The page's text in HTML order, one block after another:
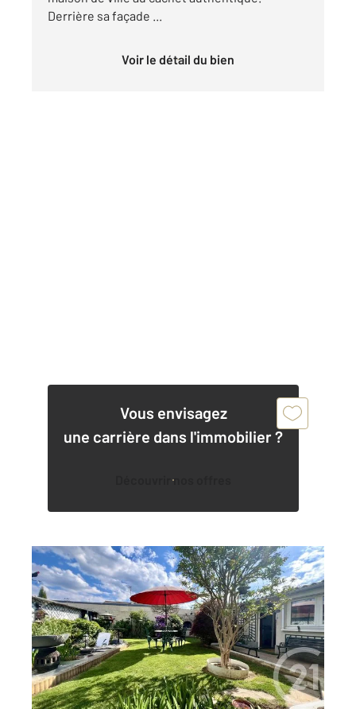
Derrière sa façade ...
Voir le détail du bien
Vous envisagez
une carrière dans l'immobilier ?
Découvrir nos offres
PONTOISE 95
113,26 m2, 5 pièces
Ref : 677721
Maison à vendre
366 000 €
PONTOISE - LES CORDELIERS Century21